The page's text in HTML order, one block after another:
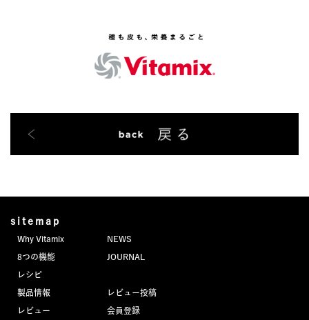
sitemap
Why Vitamix
8つの機能
レシピ
製品情報
レビュー
NEWS
JOURNAL
レビュー投稿
会員登録